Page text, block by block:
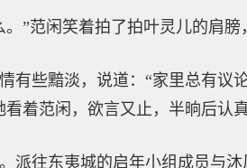
”范闲笑着拍了拍叶灵儿的肩膀
有些黯淡，说道：“家里总有
着范闲，欲言又止，半晌后认
派往东夷城的启年小组成员与